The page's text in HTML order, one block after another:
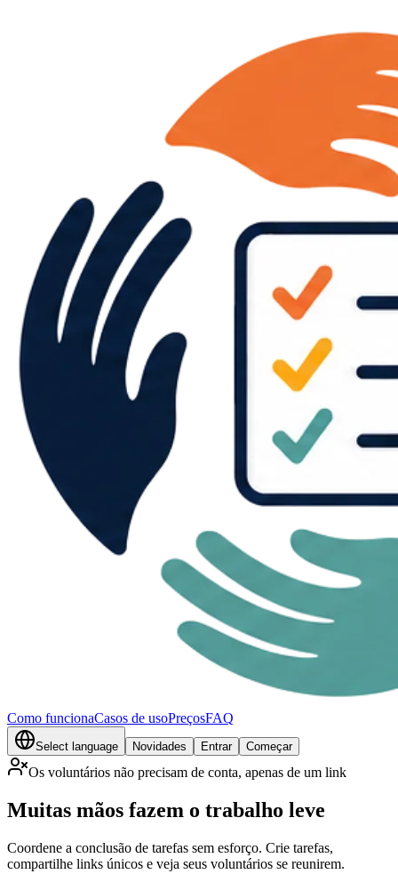
Como funcionaCasos de usoPreçosFAQ
Select language Novidades Entrar Começar
Os voluntários não precisam de conta, apenas de um link
Muitas mãos fazem o trabalho leve
Coordene a conclusão de tarefas sem esforço. Crie tarefas,
compartilhe links únicos e veja seus voluntários se reunirem.